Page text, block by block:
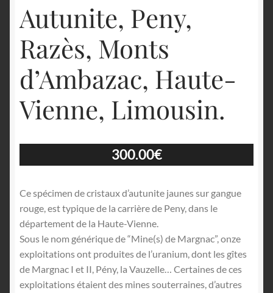
Autunite, Peny,
Razès, Monts
d’Ambazac, Haute-
Vienne, Limousin.
300.00€
Ce spécimen de cristaux d’autunite jaunes sur gangue
rouge, est typique de la carrière de Peny, dans le
département de la Haute-Vienne.
Sous le nom générique de “Mine(s) de Margnac”, onze
exploitations ont produites de l’uranium, dont les gîtes
de Margnac I et II, Pény, la Vauzelle… Certaines de ces
exploitations étaient des mines souterraines, d’autres